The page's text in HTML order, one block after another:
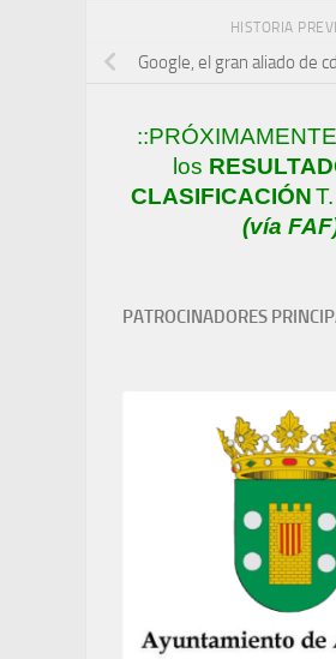
HISTORIA
Google, el gran aliado de
los
CLASIFICACIÓN
(vía
PATROCINADORES